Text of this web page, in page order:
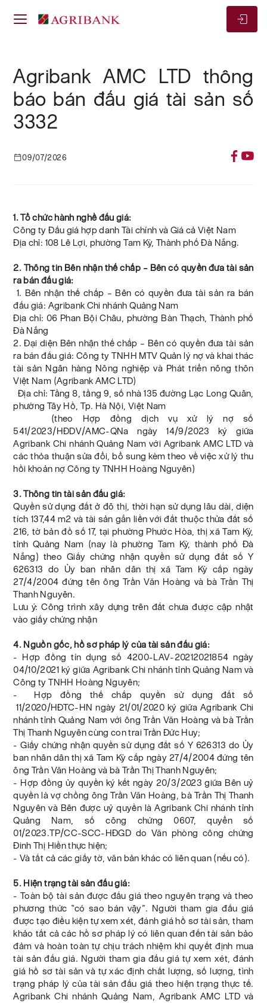
Agribank AMC LTD thông
báo bán đấu giá tài sản số
3332
09/07/2026
1. Tổ chức hành nghề đấu giá:
Công ty Đấu giá hợp danh Tài chính và Giá cả Việt Nam
Địa chỉ: 108 Lê Lợi, phường Tam Kỳ, Thành phố Đà Nẵng.
2. Thông tin Bên nhận thế chấp – Bên có quyền đưa tài sản
ra bán đấu giá:
1. Bên nhận thế chấp – Bên có quyền đưa tài sản ra bán
đấu giá: Agribank Chi nhánh Quảng Nam
Địa chỉ: 06 Phan Bội Châu, phường Bàn Thạch, Thành phố
Đà Nẵng
2. Đại diện Bên nhận thế chấp – Bên có quyền đưa tài sản
ra bán đấu giá: Công ty TNHH MTV Quản lý nợ và khai thác
tài sản Ngân hàng Nông nghiệp và Phát triển nông thôn
Việt Nam (Agribank AMC LTD)
Địa chỉ: Tầng 8, tầng 9, số nhà 135 đường Lạc Long Quân,
phường Tây Hồ, Tp. Hà Nội, Việt Nam
(theo Hợp đồng dịch vụ xử lý nợ số
541/2023/HĐDV/AMC-QNa ngày 14/9/2023 ký giữa
Agribank Chi nhánh Quảng Nam với Agribank AMC LTD và
các thỏa thuận sửa đổi, bổ sung kèm theo về việc xử lý thu
hồi khoản nợ Công ty TNHH Hoàng Nguyên)
3. Thông tin tài sản đấu giá:
Quyền sử dụng đất ở đô thị, thời hạn sử dụng lâu dài, diện
tích 137,44 m2 và tài sản gắn liền với đất thuộc thửa đất số
216, tờ bản đồ số 17, tại phường Phước Hòa, thị xã Tam Kỳ,
tỉnh Quảng Nam (nay là phường Tam Kỳ, thành phố Đà
Nẵng) theo Giấy chứng nhận quyền sử dụng đất số Y
626313 do Ủy ban nhân dân thị xã Tam Kỳ cấp ngày
27/4/2004 đứng tên ông Trần Văn Hoàng và bà Trần Thị
Thanh Nguyên.
Lưu ý: Công trình xây dựng trên đất chưa được cập nhật
vào giấy chứng nhận
4. Nguồn gốc, hồ sơ pháp lý của tài sản đấu giá:
- Hợp đồng tín dụng số 4200-LAV-20212021854 ngày
04/10/2021 ký giữa Agribank Chi nhánh tỉnh Quảng Nam và
Công ty TNHH Hoàng Nguyên;
- Hợp đồng thế chấp quyền sử dụng đất số
11/2020/HĐTC-HN ngày 21/01/2020 ký giữa Agribank Chi
nhánh tỉnh Quảng Nam với ông Trần Văn Hoàng và bà Trần
Thị Thanh Nguyên cùng con trai Trần Đức Huy;
- Giấy chứng nhận quyền sử dụng đất số Y 626313 do Ủy
ban nhân dân thị xã Tam Kỳ cấp ngày 27/4/2004 đứng tên
ông Trần Văn Hoàng và bà Trần Thị Thanh Nguyên;
- Hợp đồng ủy quyền ký kết ngày 20/3/2023 giữa Bên uỷ
quyền là vợ chồng ông Trần Văn Hoàng, bà Trần Thị Thanh
Nguyên và Bên được uỷ quyền là Agribank Chi nhánh tỉnh
Quảng Nam, số công chứng 0607, quyển số
01/2023.TP/CC-SCC-HĐGD do Văn phòng công chứng
Đinh Thị Hiền thực hiện;
- Và tất cả các giấy tờ, văn bản khác có liên quan (nếu có).
5. Hiện trạng tài sản đấu giá:
- Toàn bộ tài sản được đấu giá theo nguyên trạng và theo
phương thức “có sao bán vậy”. Người tham gia đấu giá
được tạo điều kiện tự xem xét, đánh giá hồ sơ tài sản, tham
khảo tất cả các hồ sơ pháp lý có liên quan đến tài sản bảo
đảm và hoàn toàn tự chịu trách nhiệm khi quyết định mua
tài sản đấu giá. Người tham gia đấu giá tự xem xét, đánh
giá hồ sơ tài sản và tự xác định chất lượng, số lượng, tình
trạng pháp lý của tài sản đấu giá theo hiện trạng thực tế.
Agribank Chi nhánh Quảng Nam, Agribank AMC LTD và